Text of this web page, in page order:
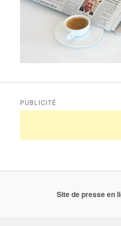
PUBLICITÉ
Site de presse en